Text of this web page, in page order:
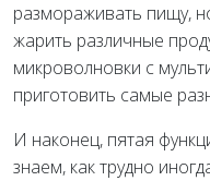
размораживать пищу,
жарить различные
микроволновки с
приготовить самые
И наконец, пятая
знаем, как трудно